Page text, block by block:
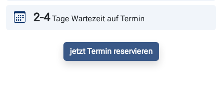
2-4 Tage Wartezeit auf Termin
jetzt Termin reservieren